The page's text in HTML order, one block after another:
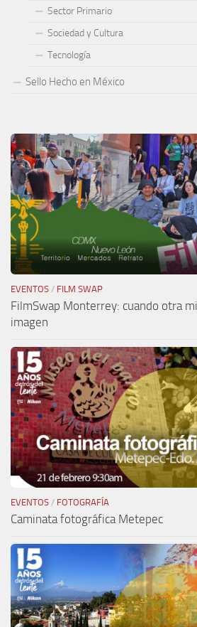
Sector Primario
Sociedad y Cultura
Tecnología
Sello Hecho en México
EVENTOS / FILM SWAP
FilmSwap Monterrey: cuando otra
imagen
EVENTOS / FOTOGRAFÍA
Caminata fotográfica Metepec